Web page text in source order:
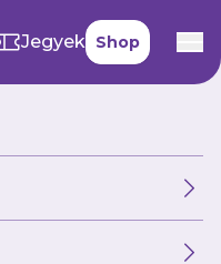
Jegyek Shop
Tajti